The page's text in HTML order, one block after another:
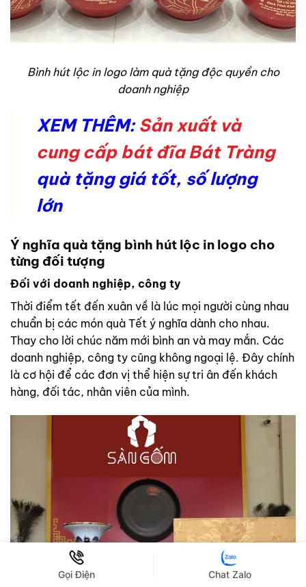
Bình hút lộc in logo làm quà tặng độc quyền cho
doanh nghiệp
XEM THÊM:Sản xuất và
cung cấp bát đĩa Bát Tràng
quà tặng giá tốt, số lượng
lớn
Ý nghĩa quà tặng bình hút lộc in logo cho
từng đối tượng
Đối với doanh nghiệp, công ty
Thời điểm tết đến xuân về là lúc mọi người cùng nhau
chuẩn bị các món quà Tết ý nghĩa dành cho nhau.
Thay cho lời chúc năm mới bình an và may mắn. Các
doanh nghiệp, công ty cũng không ngoại lệ. Đây chính
là cơ hội để các đơn vị thể hiện sự tri ân đến khách
hàng, đối tác, nhân viên của mình.
Gọi Điện Chat Zalo